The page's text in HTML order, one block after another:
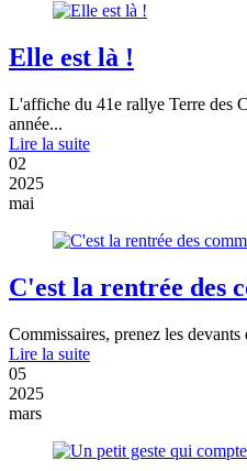
Elle est là !
L'affiche du 41e rallye Terre des
année...
Lire la suite
02
2025
mai
C'est la rentrée des
Commissaires, prenez les devants
Lire la suite
05
2025
mars